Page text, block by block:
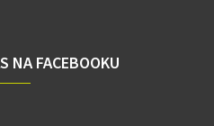
NA FACEBOOKU